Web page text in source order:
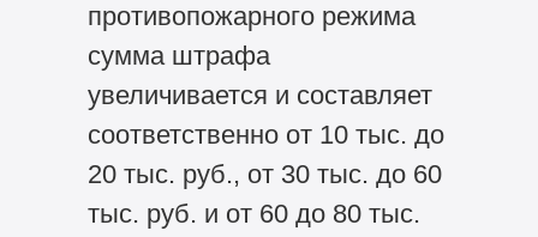
противопожарного режима
сумма штрафа
увеличивается и составляет
соответственно от 10 тыс. до
20 тыс. руб., от 30 тыс. до 60
тыс. руб. и от 60 до 80 тыс.